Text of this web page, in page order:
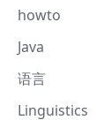
howto
Java
语言
Linguistics